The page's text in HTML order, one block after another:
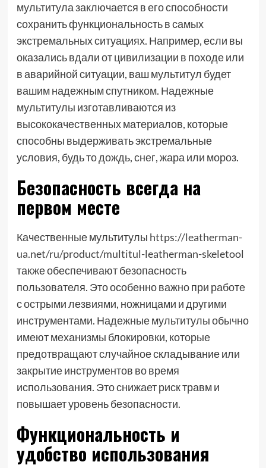
мультитула заключается в его способности
сохранить функциональность в самых
экстремальных ситуациях. Например, если вы
оказались вдали от цивилизации в походе или
в аварийной ситуации, ваш мультитул будет
вашим надежным спутником. Надежные
мультитулы изготавливаются из
высококачественных материалов, которые
способны выдерживать экстремальные
условия, будь то дождь, снег, жара или мороз.
Безопасность всегда на
первом месте
Качественные мультитулы https://leatherman-
ua.net/ru/product/multitul-leatherman-skeletool
также обеспечивают безопасность
пользователя. Это особенно важно при работе
с острыми лезвиями, ножницами и другими
инструментами. Надежные мультитулы обычно
имеют механизмы блокировки, которые
предотвращают случайное складывание или
закрытие инструментов во время
использования. Это снижает риск травм и
повышает уровень безопасности.
Функциональность и
удобство использования